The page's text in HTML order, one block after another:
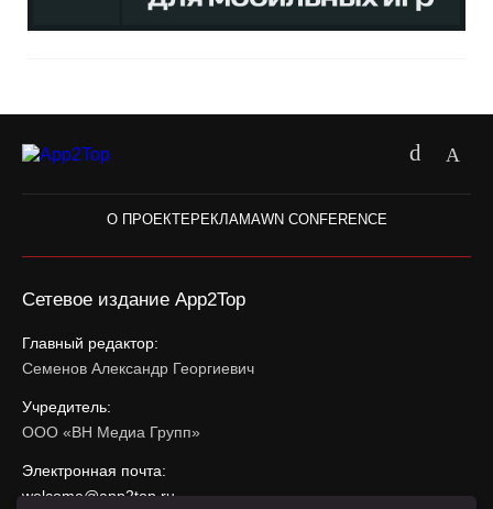
О ПРОЕКТЕ РЕКЛАМАWN CONFERENCE
Сетевое издание App2Top
Главный редактор:
Семенов Александр Георгиевич
Учредитель:
ООО «ВН Медиа Групп»
Электронная почта:
welcome@app2top.ru